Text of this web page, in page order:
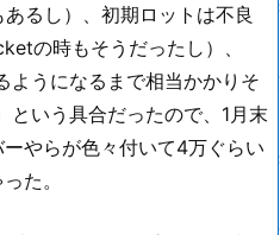
あるし）、初期ロットは不良
の時もそうだったし）、
ようになるまで相当かかりそ
いう具合だったので、1月末
やらが色々付いて4万ぐらい
た。